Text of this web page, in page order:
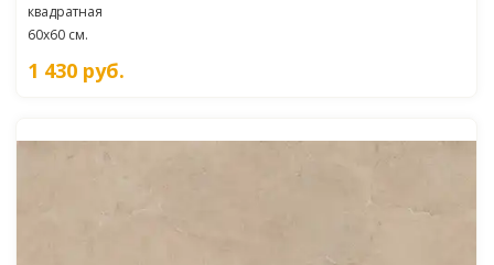
квадратная
60x60 см.
1 430 руб.